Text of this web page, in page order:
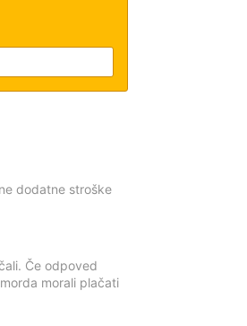
dodatne stroške
Če odpoved
morali plačati